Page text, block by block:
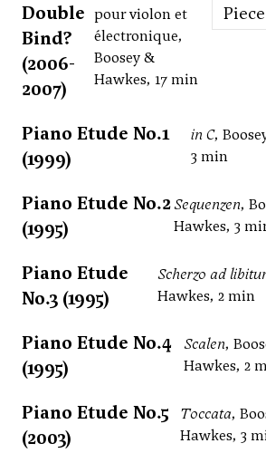
Double
Bind?
(2006-
2007)
pour violon et
électronique,
Boosey &
Hawkes, 17 min
Piece
Piano Etude No.1
(1999)
in C,
3 min
Piano Etude No.2
(1995)
Sequenzen,
Hawkes, 3
Piano Etude
No.3 (1995)
Scherzo ad
Hawkes, 2 min
Piano Etude No.4
(1995)
Scalen,
Hawkes, 2
Piano Etude No.5
(2003)
Toccata,
Hawkes, 3